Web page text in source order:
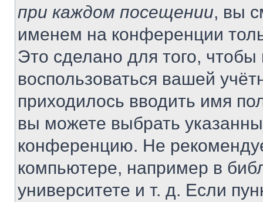
при каждом посещении, вы
именем на конференции
Это сделано для того, чтобы
воспользоваться вашей
приходилось вводить имя
вы можете выбрать
конференцию. Не
компьютере, например в
университете и т. д. Если